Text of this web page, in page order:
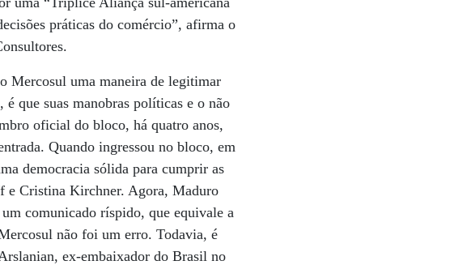
práticas do comércio”, afirma o
Mercosul uma maneira de legitimar
que suas manobras políticas e o não
oficial do bloco, há quatro anos,
Quando ingressou no bloco, em
democracia sólida para cumprir as
e Cristina Kirchner. Agora, Maduro
comunicado ríspido, que equivale a
não foi um erro. Todavia, é
ex-embaixador do Brasil no